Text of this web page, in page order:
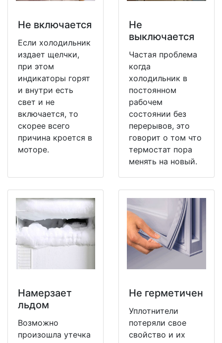
Не включается
Если холодильник
издает щелчки,
при этом
индикаторы горят
и внутри есть
свет и не
включается, то
скорее всего
причина кроется в
моторе.
Не
выключается
Частая проблема
когда
холодильник в
постоянном
рабочем
состоянии без
перерывов, это
говорит о том что
термостат пора
менять на новый.
Намерзает
льдом
Возможно
произошла утечка
Не герметичен
Уплотнители
потеряли свое
свойство и их